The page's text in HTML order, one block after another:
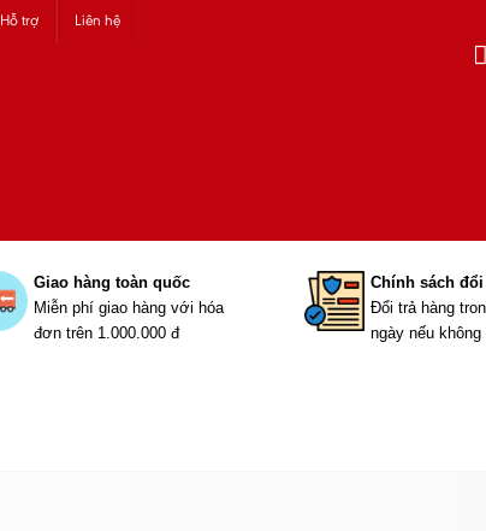
Hỗ trợ Liên hệ
Giao hàng toàn quốc
Miễn phí giao hàng với hóa
đơn trên 1.000.000 đ
Chính sách đổi
Đổi trả hàng
ngày nếu không